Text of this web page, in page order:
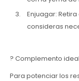
Enjuagar:
consideras
? Complemento
Para potenciar los